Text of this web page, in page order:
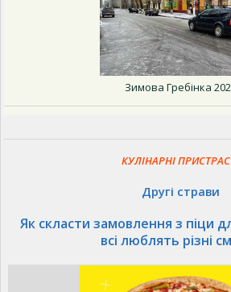
Зимова Гребінка
КУЛІНАРНІ
Другі страви
Як скласти замовлення з піци
всі люблять різні